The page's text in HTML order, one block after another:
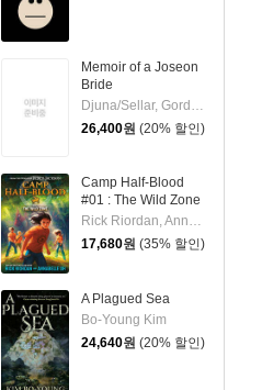
Memoir of a Joseon
Bride
Djuna/Sellar, Gord(TRN)
26,400원 (20% 할인)
Camp Half-Blood
#01 : The Wild Zone
17,680원 (35% 할인)
A Plagued Sea
Bo-Young Kim
24,640원 (20% 할인)